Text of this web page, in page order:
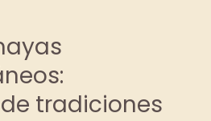
tradiciones